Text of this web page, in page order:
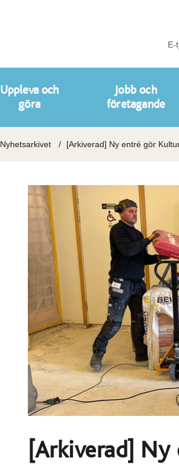
E-
Uppleva och
göra
Jobb och
företagande
Nyhetsarkivet [Arkiverad] Ny entré gör
[Arkiverad]